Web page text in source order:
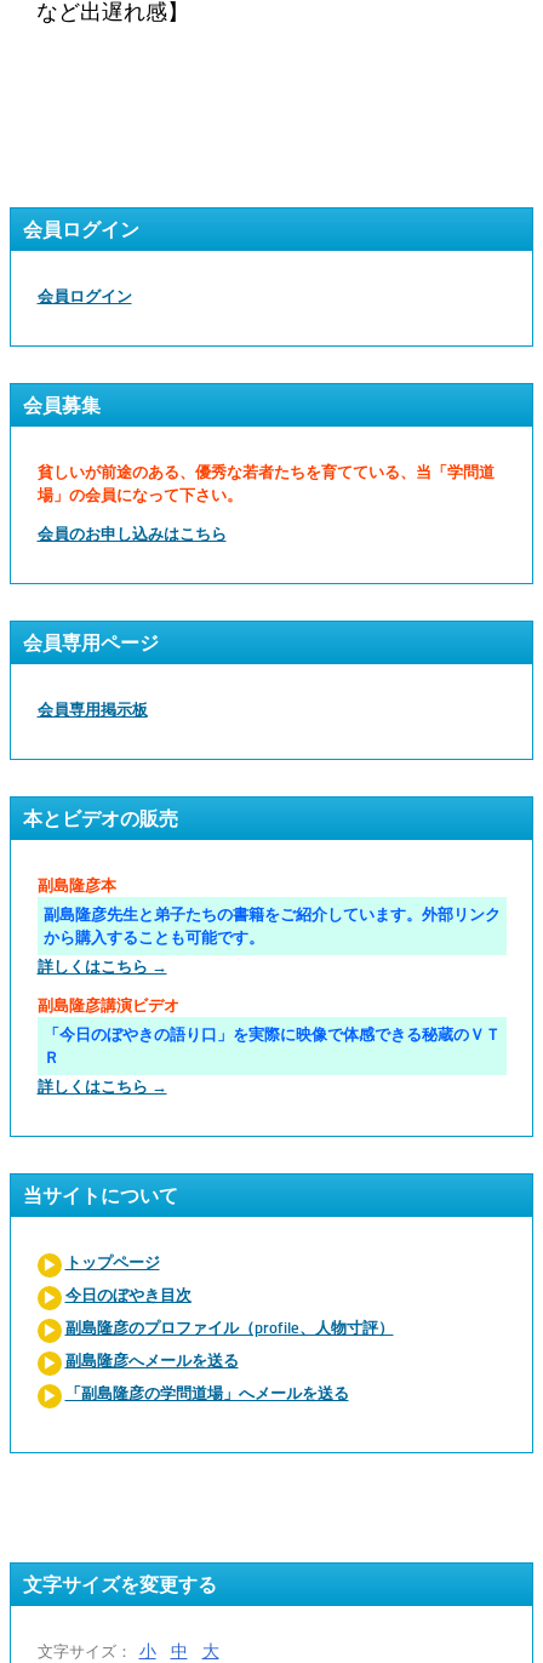
など出遅れ感】
会員ログイン
会員ログイン
会員募集
貧しいが前途のある、優秀な若者たちを育てている、当「学問道
場」の会員になって下さい。
会員のお申し込みはこちら
会員専用ページ
会員専用掲示板
本とビデオの販売
副島隆彦本
副島隆彦先生と弟子たちの書籍をご紹介しています。外部リンク
から購入することも可能です。
詳しくはこちら →
副島隆彦講演ビデオ
「今日のぼやきの語り口」を実際に映像で体感できる秘蔵のＶＴ
Ｒ
詳しくはこちら →
当サイトについて
トップページ
今日のぼやき目次
副島隆彦のプロファイル（profile、人物寸評）
副島隆彦へメールを送る
「副島隆彦の学問道場」へメールを送る
文字サイズを変更する
文字サイズ： 小 中 大